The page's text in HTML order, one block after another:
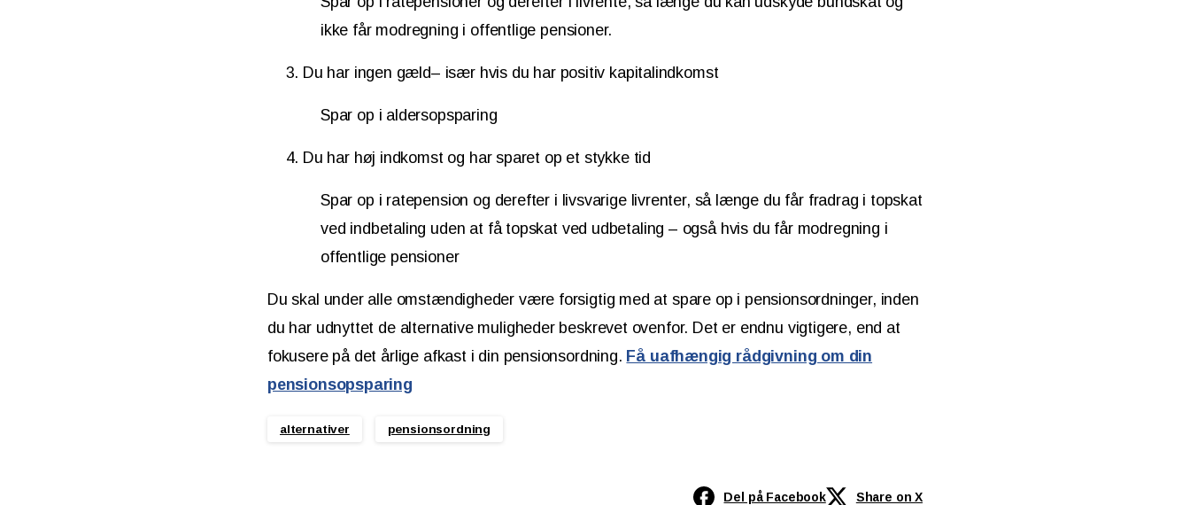
ikke får modregning i offentlige pensioner.
Du har ingen gæld– især hvis du har positiv kapitalindkomst
Spar op i aldersopsparing
Du har høj indkomst og har sparet op et stykke tid
Spar op i ratepension og derefter i livsvarige livrenter, så længe du får fradrag i topskat
ved indbetaling uden at få topskat ved udbetaling – også hvis du får modregning i
offentlige pensioner
Du skal under alle omstændigheder være forsigtig med at spare op i pensionsordninger, inden
du har udnyttet de alternative muligheder beskrevet ovenfor. Det er endnu vigtigere, end at
fokusere på det årlige afkast i din pensionsordning. Få uafhængig rådgivning om din
pensionsopsparing
alternativer pensionsordning
Del på Facebook Share on X